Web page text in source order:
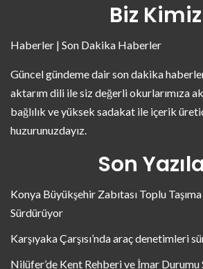
Biz Kimiz
Haberler | Son Dakika Haberler
Güncel gündeme dair son dakika
aktarım dili ile siz değerli okurlarımıza
bağlılık ve yüksek sadakat ile içerik
huzurunuzdayız.
Son
Konya Büyükşehir Zabıtası Toplu
Sürdürüyor
Karşıyaka Çarşısı’nda araç denetimleri
Nilüfer’de Kent Rehberi ve İmar